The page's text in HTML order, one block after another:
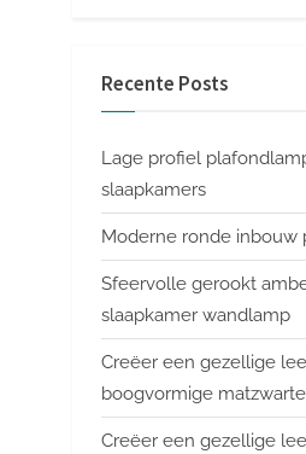
Recente Posts
Lage profiel
slaapkamers
Moderne ronde inbouw
Sfeervolle gerookt
slaapkamer wandlamp
Creëer een gezellige
boogvormige
Creëer een gezellige